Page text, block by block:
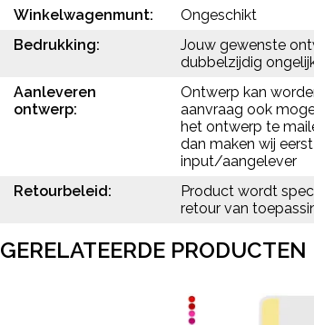
Winkelwagenmunt:
Ongeschikt
Bedrukking:
Jouw gewenste
dubbelzijdig
Aanleveren
ontwerp:
Ontwerp kan
aanvraag ook
het ontwerp te
dan maken wij
input/aangelever
Retourbeleid:
Product wordt
retour van
GERELATEERDE PRODUCTEN